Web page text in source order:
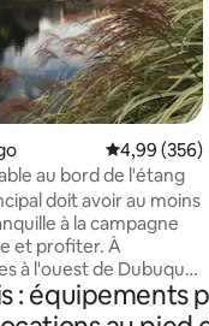
Évaluation
4,99 (356)
au bord de l'étang
doit avoir au moins
à la campagne
et profiter. À
à l'ouest de Dubuque,
du Heritage Trail et
Resort. Le
: équipements